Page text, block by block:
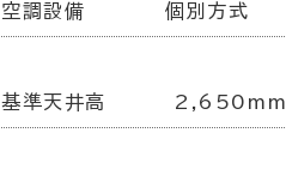
空調設備 個別方式
基準天井高 2,650mm